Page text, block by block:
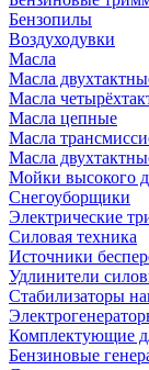
Бензопилы
Воздуходувки
Масла
Масла
Масла
Масла цепные
Масла
Масла
Мойки высокого
Снегоуборщики
Электрические
Силовая техника
Источники
Удлинители
Стабилизаторы
Комплектующие
Бензиновые